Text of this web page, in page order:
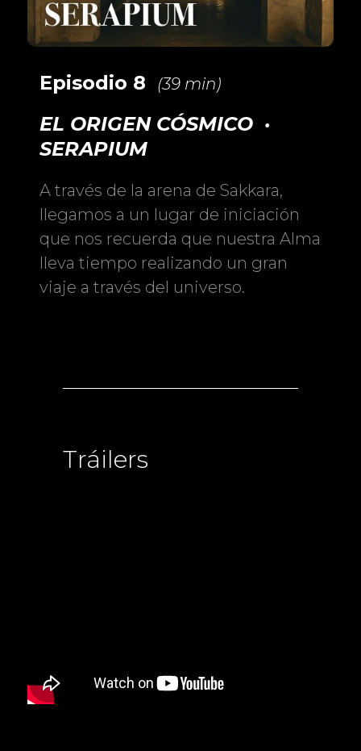
Episodio 8 (39 min)
EL ORIGEN CÓSMICO ·
SERAPIUM
A través de la arena de Sakkara,
llegamos a un lugar de iniciación
que nos recuerda que nuestra Alma
lleva tiempo realizando un gran
viaje a través del universo.
Tráilers